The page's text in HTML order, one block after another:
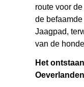
route voor
de befaamde
Jaagpad,
van de
Het
Oeverlanden